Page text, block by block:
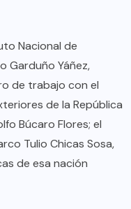
Nacional de
Garduño Yáñez,
de trabajo con el
de la República
Búcaro Flores; el
Tulio Chicas Sosa,
de esa nación